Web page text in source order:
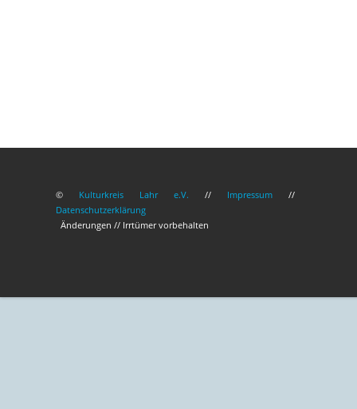
© Kulturkreis Lahr e.V. // Impressum //
Datenschutzerklärung
Änderungen // Irrtümer vorbehalten